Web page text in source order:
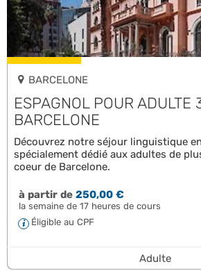
BARCELONE
ESPAGNOL POUR ADULTE
BARCELONE
Découvrez notre séjour linguistique
spécialement dédié aux adultes de
coeur de Barcelone.
à partir de250,00 €
la semaine de 17 heures de cours
Éligible au CPF
Adulte